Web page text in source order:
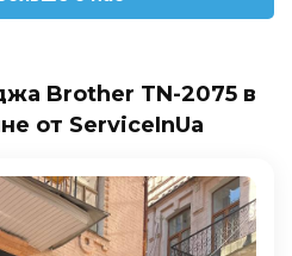
Brother TN-2075 в
от ServiceInUa